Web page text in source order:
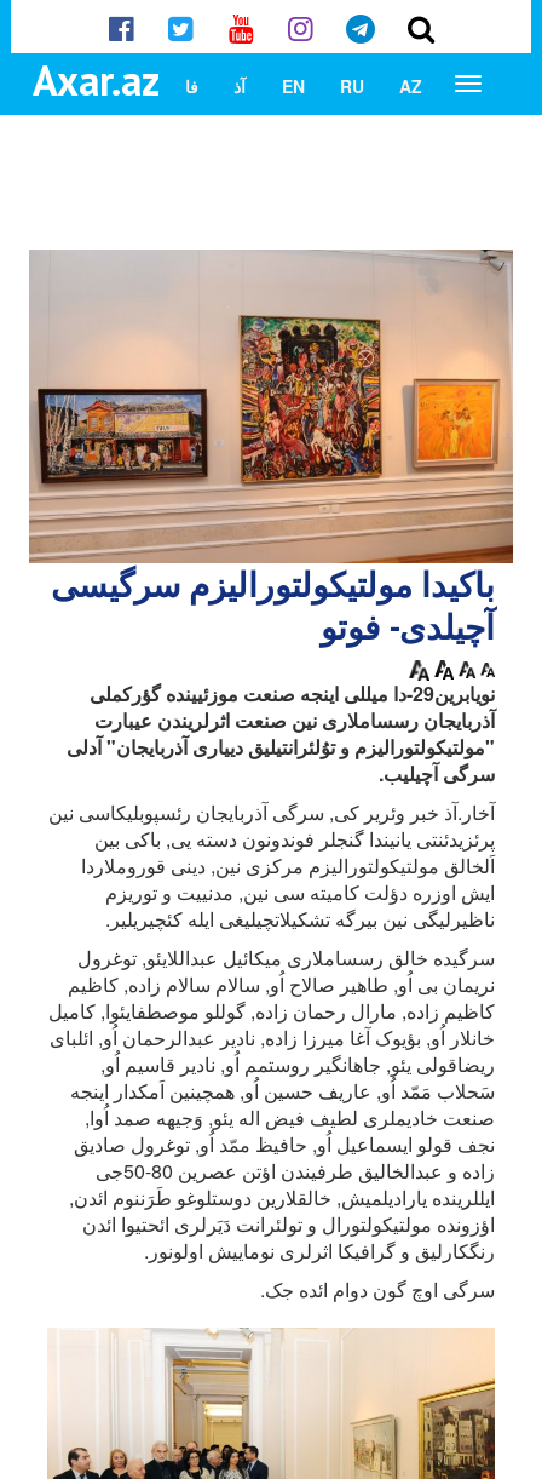
Axar.az AZ
RU
EN آذ فا
باکیدا مولتیکولتورالیزم سرگیسی
آچیلدی- فوتو
نویابرین29-دا میللی اینجه صنعت موزئیینده گؤرکملی
آذربایجان رسساملاری نین صنعت اثرلریندن عیبارت
"مولتیکولتورالیزم و توُلئرانتیلیق دییاری آذربایجان" آدلی
سرگی آچیلیب.
آخار.آذ خبر وئریر کی, سرگی آذربایجان رئسپوبلیکاسی نین
پرئزیدئنتی یانیندا گنجلر فوندونون دسته یی, باکی بین
اَلخالق مولتیکولتورالیزم مرکزی نین, دینی قوروملاردا
ایش اوزره دؤلت کامیته سی نین, مدنییت و توریزم
ناظیرلیگی نین بیرگه تشکیلاتچیلیغی ایله کئچیریلیر.
سرگیده خالق رسساملاری میکائیل عبداللایئو, توغرول
نریمان بی اُو, طاهیر صالاح اُو, سالام سالام زاده, کاظیم
کاظیم زاده, مارال رحمان زاده, گوللو موصطفایئوا, کامیل
خانلار اُو, بؤیوک آغا میرزا زاده, نادیر عبدالرحمان اُو, ائلبای
ریضاقولی یئو, جاهانگیر روستمم اُو, نادیر قاسیم اُو,
سَحلاب مَمّد اُو, عاریف حسین اُو, همچینین اَمکدار اینجه
صنعت خادیملری لطیف فیض اله یئو, وَجیهه صمد اُوا,
نجف قولو ایسماعیل اُو, حافیظ ممّد اُو, توغرول صادیق
زاده و عبدالخالیق طرفیندن اؤتن عصرین 80-50جی
ایللرینده یارادیلمیش, خالقلارین دوستلوغو طَرَننوم ائدن,
اؤزونده مولتیکولتورال و تولئرانت دَیَرلری ائحتیوا ائدن
رنگکارلیق و گرافیکا اثرلری نوماییش اولونور.
سرگی اوچ گون دوام ائده جک.